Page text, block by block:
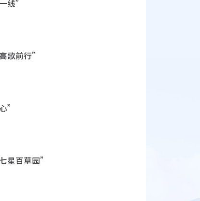
线”
歌前行”
”
星百草园”